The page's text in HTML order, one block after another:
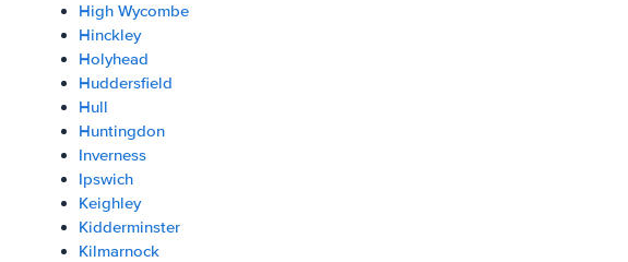
High Wycombe
Hinckley
Holyhead
Huddersfield
Hull
Huntingdon
Inverness
Ipswich
Keighley
Kidderminster
Kilmarnock